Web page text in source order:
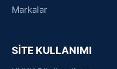
Markalar
SİTE KULLANIMI